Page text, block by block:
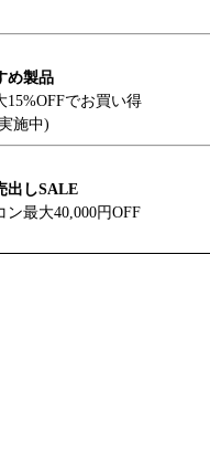
め製品
15%OFFでお買い得
施中)
出しSALE
ン最大40,000円OFF